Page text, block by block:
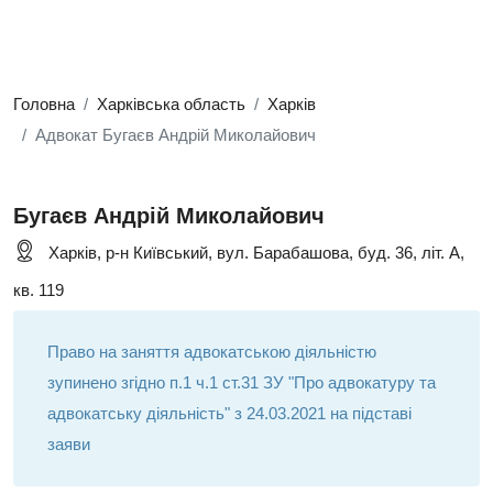
Головна Харківська область
Харків
Адвокат Бугаєв Андрій Миколайович
Бугаєв Андрій Миколайович
Харків, р-н Київський, вул. Барабашова, буд. 36, літ. А,
кв. 119
Право на заняття адвокатською діяльністю
зупинено згідно п.1 ч.1 ст.31 ЗУ "Про адвокатуру та
адвокатську діяльність" з 24.03.2021 на підставі
заяви